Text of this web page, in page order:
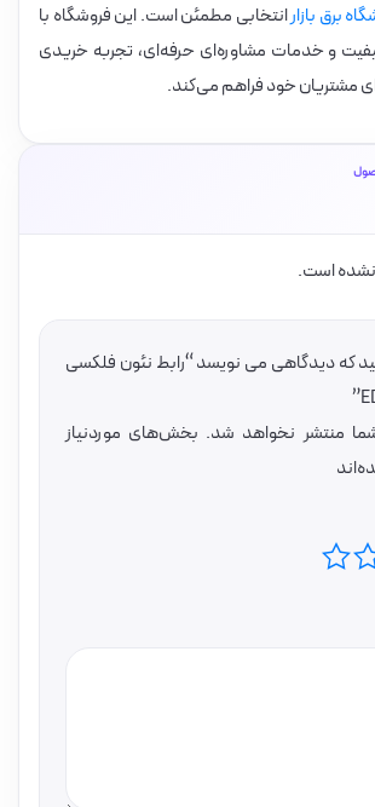
برق بازارانتخابی مطمئن است. این فروشگاه با
و خدمات مشاوره‌ای حرفه‌ای، تجربه خریدی
مشتریان خود فراهم می‌کند.
نشده است.
که دیدگاهی می نویسد “رابط نئون فلکسى
منتشر نخواهد شد. بخش‌های موردنیاز